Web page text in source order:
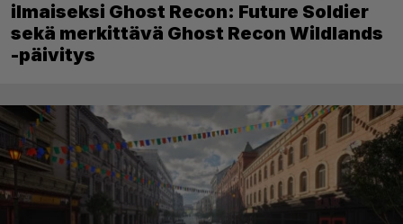
ilmaiseksi Ghost Recon: Future Soldier
sekä merkittävä Ghost Recon Wildlands
-päivitys